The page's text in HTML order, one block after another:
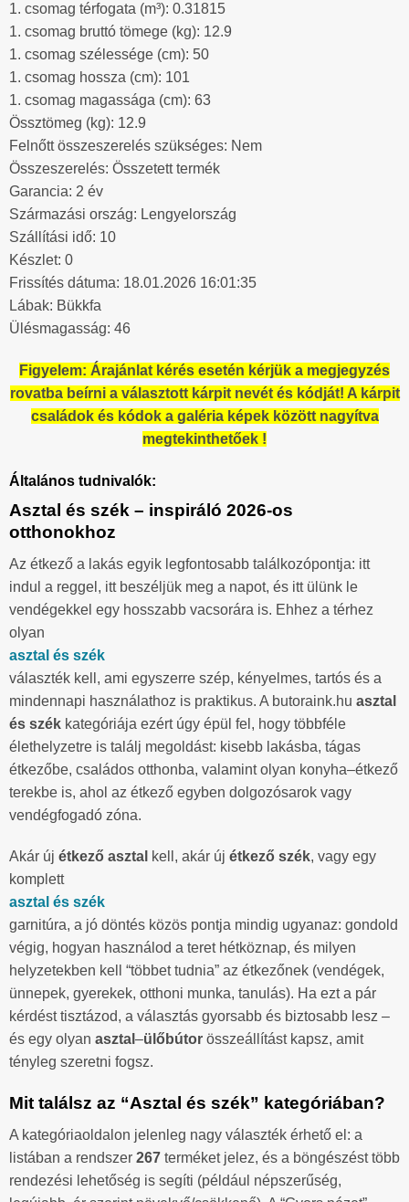
1. csomag térfogata (m³): 0.31815
1. csomag bruttó tömege (kg): 12.9
1. csomag szélessége (cm): 50
1. csomag hossza (cm): 101
1. csomag magassága (cm): 63
Össztömeg (kg): 12.9
Felnőtt összeszerelés szükséges: Nem
Összeszerelés: Összetett termék
Garancia: 2 év
Származási ország: Lengyelország
Szállítási idő: 10
Készlet: 0
Frissítés dátuma: 18.01.2026 16:01:35
Lábak: Bükkfa
Ülésmagasság: 46
Figyelem: Árajánlat kérés esetén kérjük a megjegyzés
rovatba beírni a választott kárpit nevét és kódját! A kárpit
családok és kódok a galéria képek között nagyítva
megtekinthetőek !
Általános tudnivalók:
Asztal és szék – inspiráló 2026-os
otthonokhoz
Az étkező a lakás egyik legfontosabb találkozópontja: itt
indul a reggel, itt beszéljük meg a napot, és itt ülünk le
vendégekkel egy hosszabb vacsorára is. Ehhez a térhez
olyan
asztal és szék
választék kell, ami egyszerre szép, kényelmes, tartós és a
mindennapi használathoz is praktikus. A butoraink.hu asztal
és szék kategóriája ezért úgy épül fel, hogy többféle
élethelyzetre is találj megoldást: kisebb lakásba, tágas
étkezőbe, családos otthonba, valamint olyan konyha–étkező
terekbe is, ahol az étkező egyben dolgozósarok vagy
vendégfogadó zóna.
Akár új étkező asztal kell, akár új étkező szék, vagy egy
komplett
asztal és szék
garnitúra, a jó döntés közös pontja mindig ugyanaz: gondold
végig, hogyan használod a teret hétköznap, és milyen
helyzetekben kell “többet tudnia” az étkezőnek (vendégek,
ünnepek, gyerekek, otthoni munka, tanulás). Ha ezt a pár
kérdést tisztázod, a választás gyorsabb és biztosabb lesz –
és egy olyan asztal –ülőbútor összeállítást kapsz, amit
tényleg szeretni fogsz.
Mit találsz az “Asztal és szék” kategóriában?
A kategóriaoldalon jelenleg nagy választék érhető el: a
listában a rendszer 267 terméket jelez, és a böngészést több
rendezési lehetőség is segíti (például népszerűség,